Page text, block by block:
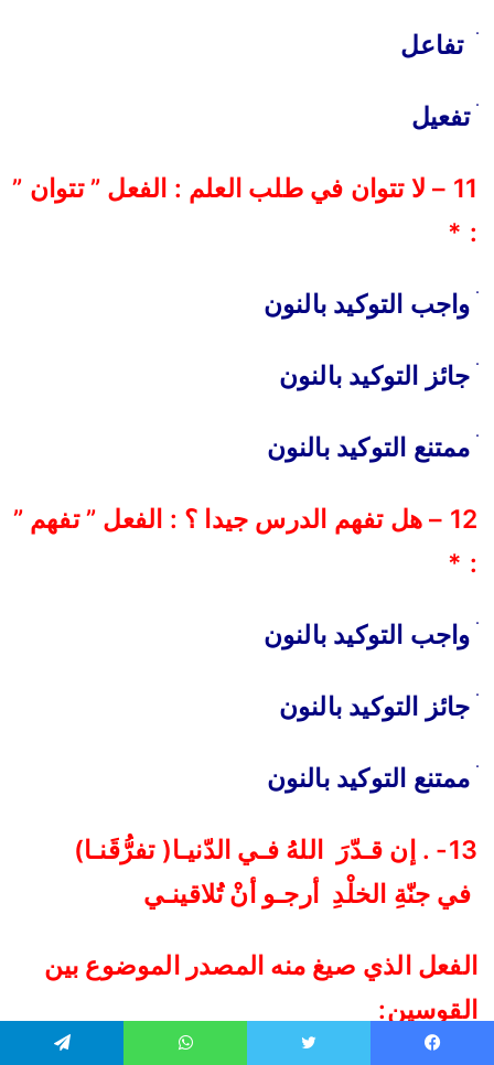
ׄتفاعل
ׄتفعيل
11 – لا تتوان في طلب العلم : الفعل ” تتوان ”
: *
واجب التوكيد بالنون
جائز التوكيد بالنون
ممتنع التوكيد بالنون
12 – هل تفهم الدرس جيدا ؟ : الفعل ” تفهم ”
: *
واجب التوكيد بالنون
جائز التوكيد بالنون
ممتنع التوكيد بالنون
13- . إن قـدّرَ اللهُ فـي الدّنيـا( تفرُّقَنـا)
في جنّةِ الخلْدِ أرجـو أنْ تُلاقينـي
الفعل الذي صيغ منه المصدر الموضوع بين
القوسين: